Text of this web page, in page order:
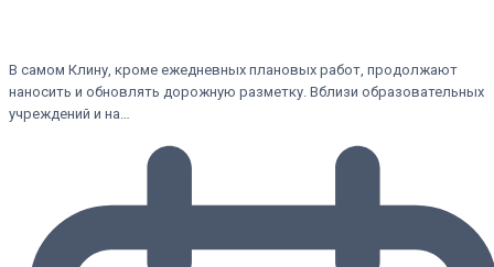
В самом Клину, кроме ежедневных плановых работ, продолжают
наносить и обновлять дорожную разметку. Вблизи образовательных
учреждений и на…